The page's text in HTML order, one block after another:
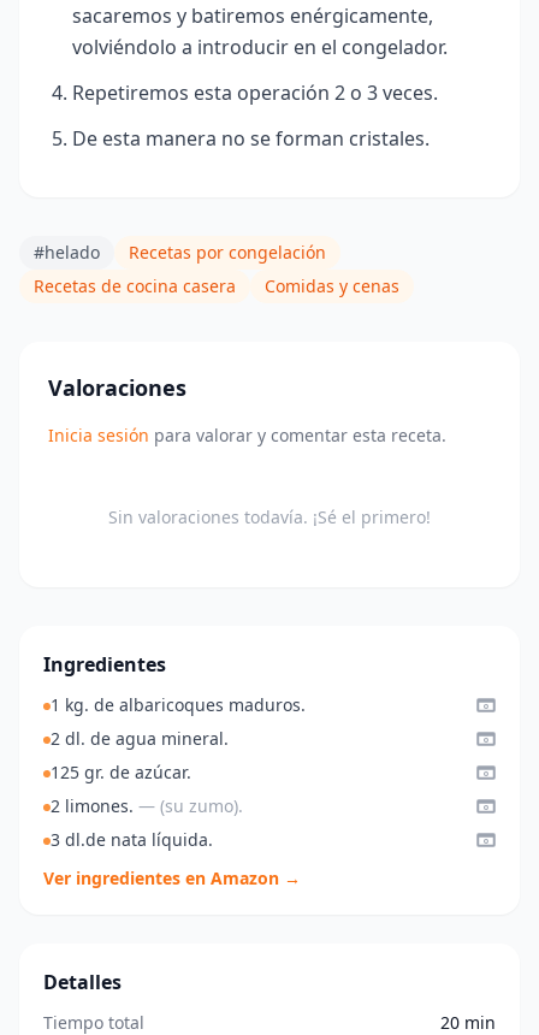
sacaremos y batiremos enérgicamente,
volviéndolo a introducir en el congelador.
Repetiremos esta operación 2 o 3 veces.
De esta manera no se forman cristales.
#helado
Recetas por congelación
Recetas de cocina casera
Comidas y cenas
Valoraciones
Inicia sesión para valorar y comentar esta receta.
Sin valoraciones todavía. ¡Sé el primero!
Ingredientes
1 kg. de albaricoques maduros.
2 dl. de agua mineral.
125 gr. de azúcar.
2 limones. — (su zumo).
3 dl.de nata líquida.
Ver ingredientes en Amazon →
Detalles
Tiempo total
20 min